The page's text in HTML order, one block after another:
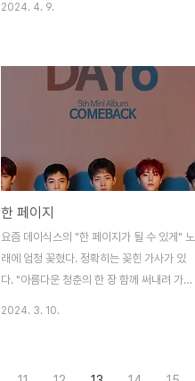
애를 했는데요. (2014년부터) 10년 내내 거
의 안싸우다가 이번에 결혼식 준비하면서 10
는 저희는 거의 싸우지 않아서 결혼준비도 무
난히 잘 끝날것 같다는 생각을 했는데요. 막
상 결혼식을 준비하다보니 상대가 피곤한 상
황인걸 알고 있음에도 어쩔 수 없이 확답을
요구하고, 같이 움직여야하는 상황이 계속 생
기더라구요..
2024. 4. 9.
한 페이지
요즘 데이식스의 "한 페이지가 될 수 있게" 노
래에 엄청 꽂혔다. 정확히는 꽂힌 가사가 있
다. "아름다운 청춘의 한 장 함께 써내려 가자
2024. 3. 10.